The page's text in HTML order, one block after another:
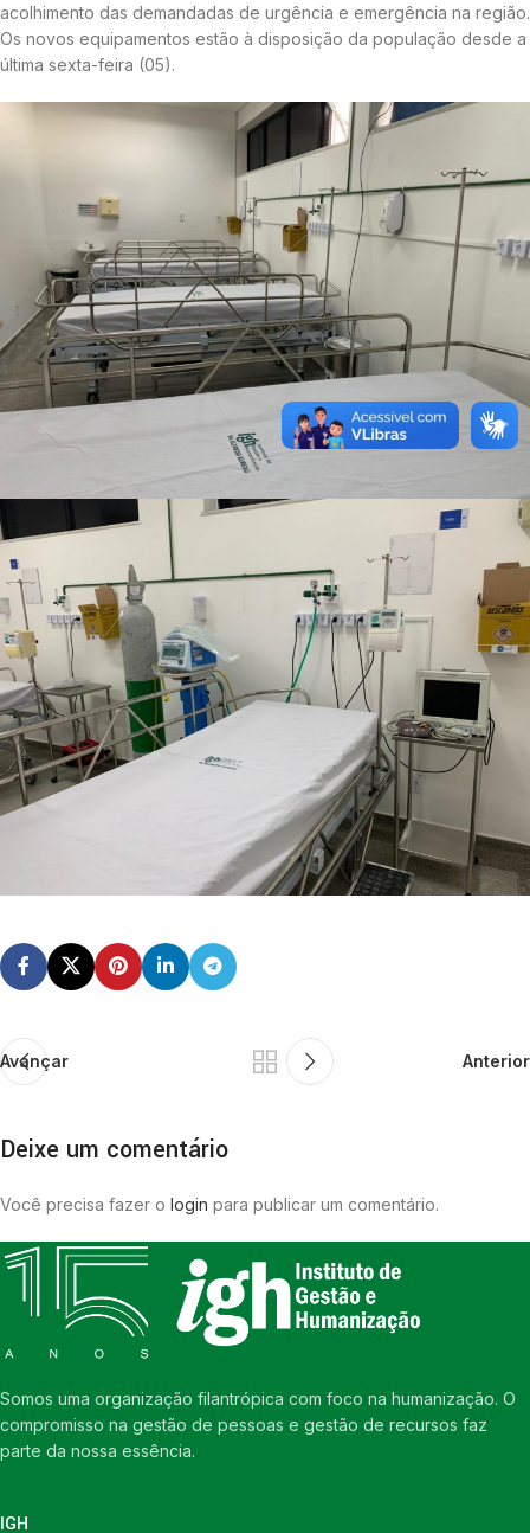
acolhimento das demandadas de urgência e emergência na região.
Os novos equipamentos estão à disposição da população desde a
última sexta-feira (05).
Avançar Anterior
Deixe um comentário
Você precisa fazer o login para publicar um comentário.
Somos uma organização filantrópica com foco na humanização. O
compromisso na gestão de pessoas e gestão de recursos faz
parte da nossa essência.
IGH